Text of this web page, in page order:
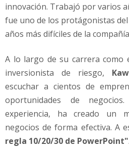
g
l
1
/
2
0
/
3
d
e
innovación. Trabajó por varios
fue uno de los protágonistas
años más difíciles de la
A lo largo de su carrera como
inversionista de riesgo,
escuchar a cientos de
oportunidades de
experiencia, ha creado un
negocios de forma efectiva. A
regla 10/20/30 de PowerPoint".